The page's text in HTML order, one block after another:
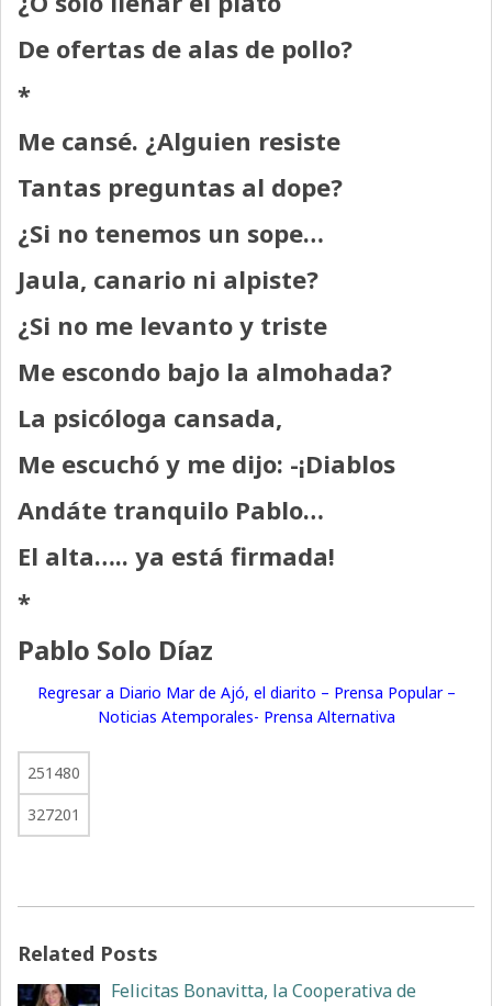
De ofertas de alas de pollo?
*
Me cansé. ¿Alguien resiste
Tantas preguntas al dope?
¿Si no tenemos un sope…
Jaula, canario ni alpiste?
¿Si no me levanto y triste
Me escondo bajo la almohada?
La psicóloga cansada,
Me escuchó y me dijo: -¡Diablos
Andáte tranquilo Pablo…
El alta….. ya está firmada!
*
Pablo Solo Díaz
Regresar a Diario Mar de Ajó, el diarito – Prensa Popular –
Noticias Atemporales- Prensa Alternativa
251480
327201
Related Posts
Felicitas Bonavitta, la Cooperativa de